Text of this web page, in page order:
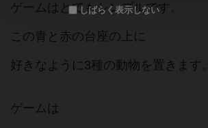
ゲームはとてもシンプルです。
この青と赤の台座の上に
好きなように3種の動物を置きます。
ゲームは
しばらく表示しない